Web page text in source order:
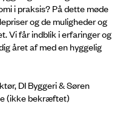
i praksis? På dette møde
og de muligheder og
Vi får indblik i erfaringer og
året af med en hyggelig
DI Byggeri & Søren
(ikke bekræftet)